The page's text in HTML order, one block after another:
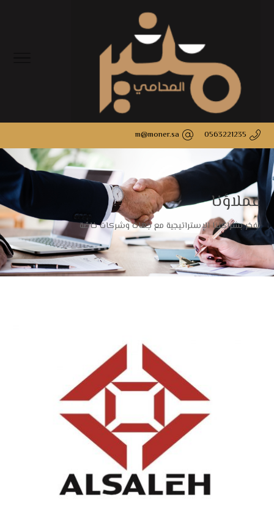
0563221235
m@moner.sa
عملاؤنا
نفخر بشراكتنا الإستراتيجية مع جهات وشركات خاصّة